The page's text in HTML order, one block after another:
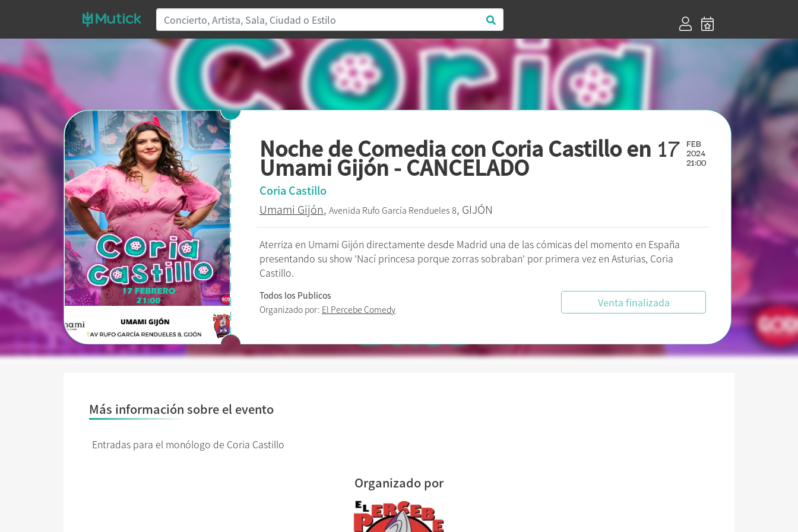
Noche de Comedia con Coria Castillo en
Umami Gijón - CANCELADO
17 FEB
2024
21:00
Coria Castillo
Umami Gijón, Avenida Rufo García Rendueles 8, GIJÓN
Aterriza en Umami Gijón directamente desde Madrid una de las cómicas del momento en España
presentando su show 'Nací princesa porque zorras sobraban' por primera vez en Asturias, Coria
Castillo.
Todos los Publicos
Organizado por: El Percebe Comedy Venta finalizada
Más información sobre el evento
Entradas para el monólogo de Coria Castillo
Organizado por